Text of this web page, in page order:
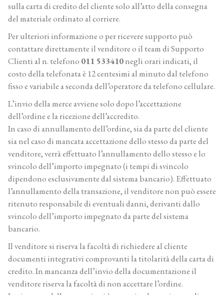
sulla carta di credito del cliente solo all’atto della consegna
del materiale ordinato al corriere.
Per ulteriori informazione o per ricevere supporto può
contattare direttamente il venditore o il team di Supporto
Clienti al n. telefono 011 533410negli orari indicati, il
costo della telefonata è 12 centesimi al minuto dal telefono
fisso e variabile a seconda dell’operatore da telefono cellulare.
L’invio della merce avviene solo dopo l’accettazione
dell’ordine e la ricezione dell’accredito.
In caso di annullamento dell’ordine, sia da parte del cliente
sia nel caso di mancata accettazione dello stesso da parte del
venditore, verrà effettuato l’annullamento dello stesso e lo
svincolo dell’importo impegnato (i tempi di svincolo
dipendono esclusivamente dal sistema bancario). Effettuato
l’annullamento della transazione, il venditore non può essere
ritenuto responsabile di eventuali danni, derivanti dallo
svincolo dell’importo impegnato da parte del sistema
bancario.
Il venditore si riserva la facoltà di richiedere al cliente
documenti integrativi comprovanti la titolarità della carta di
credito. In mancanza dell’invio della documentazione il
venditore riserva la facoltà di non accettare l’ordine.